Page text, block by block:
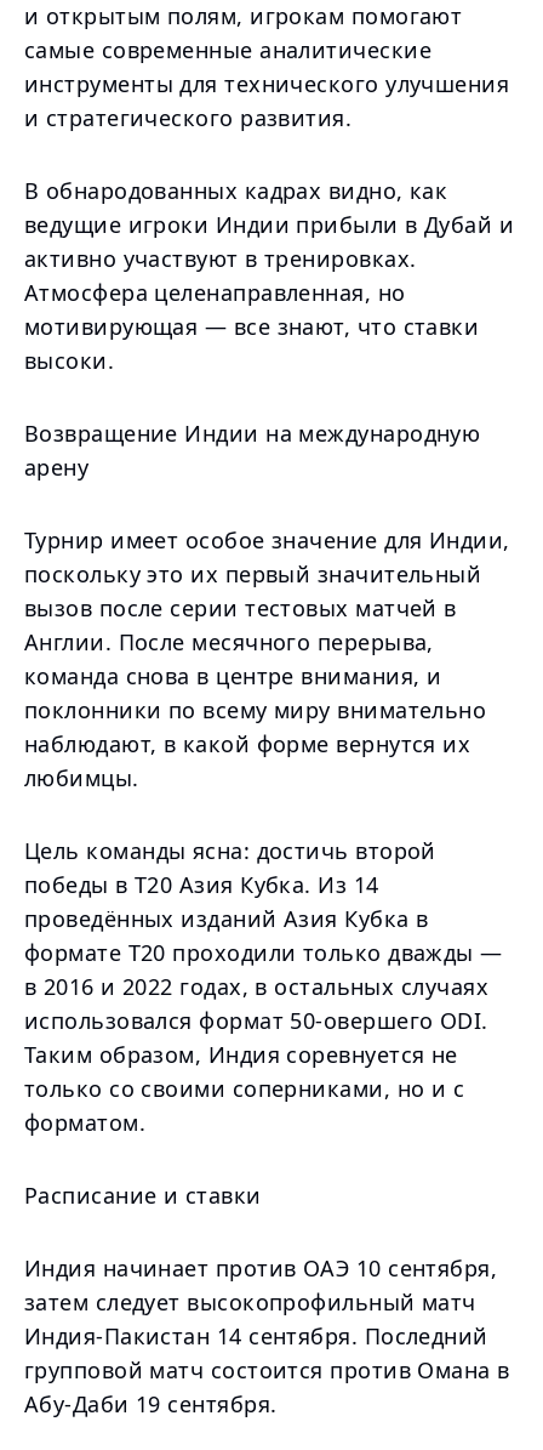
и открытым полям, игрокам помогают
самые современные аналитические
инструменты для технического улучшения
и стратегического развития.
В обнародованных кадрах видно, как
ведущие игроки Индии прибыли в Дубай и
активно участвуют в тренировках.
Атмосфера целенаправленная, но
мотивирующая — все знают, что ставки
высоки.
Возвращение Индии на международную
арену
Турнир имеет особое значение для Индии,
поскольку это их первый значительный
вызов после серии тестовых матчей в
Англии. После месячного перерыва,
команда снова в центре внимания, и
поклонники по всему миру внимательно
наблюдают, в какой форме вернутся их
любимцы.
Цель команды ясна: достичь второй
победы в Т20 Азия Кубка. Из 14
проведённых изданий Азия Кубка в
формате Т20 проходили только дважды —
в 2016 и 2022 годах, в остальных случаях
использовался формат 50-овершего ODI.
Таким образом, Индия соревнуется не
только со своими соперниками, но и с
форматом.
Расписание и ставки
Индия начинает против ОАЭ 10 сентября,
затем следует высокопрофильный матч
Индия-Пакистан 14 сентября. Последний
групповой матч состоится против Омана в
Абу-Даби 19 сентября.